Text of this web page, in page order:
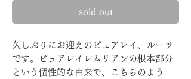
ル
sold out
久しぶりにお迎えのピュアレイ、ルーツ
です。ピュアレイレムリアンの根本部分
という個性的な由来で、こちらのよう